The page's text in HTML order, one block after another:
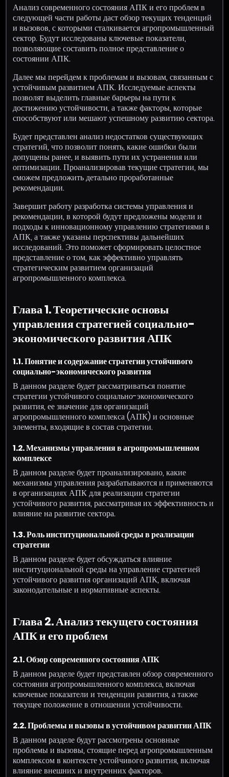
Анализ современного состояния АПК и его проблем в
следующей части работы даст обзор текущих тенденций
и вызовов, с которыми сталкивается агропромышленный
сектор. Будут исследованы ключевые показатели,
позволяющие составить полное представление о
состоянии АПК.
Далее мы перейдем к проблемам и вызовам, связанным с
устойчивым развитием АПК. Исследуемые аспекты
позволят выделить главные барьеры на пути к
достижению устойчивости, а также факторы, которые
способствуют или мешают успешному развитию сектора.
Будет представлен анализ недостатков существующих
стратегий, что позволит понять, какие ошибки были
допущены ранее, и выявить пути их устранения или
оптимизации. Проанализировав текущие стратегии, мы
сможем предложить детально проработанные
рекомендации.
Завершит работу разработка системы управления и
рекомендации, в которой будут предложены модели и
подходы к инновационному управлению стратегиями в
АПК, а также указаны перспективы дальнейших
исследований. Это поможет сформировать целостное
представление о том, как эффективно управлять
стратегическим развитием организаций
агропромышленного комплекса.
Глава 1. Теоретические основы
управления стратегией социально-
экономического развития АПК
1.1. Понятие и содержание стратегии устойчивого
социально-экономического развития
В данном разделе будет рассматриваться понятие
стратегии устойчивого социально-экономического
развития, ее значение для организаций
агропромышленного комплекса (АПК) и основные
элементы, входящие в состав стратегии.
1.2. Механизмы управления в агропромышленном
комплексе
В данном разделе будет проанализировано, какие
механизмы управления разрабатываются и применяются
в организациях АПК для реализации стратегии
устойчивого развития, рассматривая их эффективность и
влияние на развитие сектора.
1.3. Роль институциональной среды в реализации
стратегии
В данном разделе будет обсуждаться влияние
институциональной среды на управление стратегией
устойчивого развития организаций АПК, включая
законодательные и нормативные аспекты.
Глава 2. Анализ текущего состояния
АПК и его проблем
2.1. Обзор современного состояния АПК
В данном разделе будет представлен обзор современного
состояния агропромышленного комплекса, включая
ключевые показатели и тенденции развития, а также
текущее положение в отношении устойчивости.
2.2. Проблемы и вызовы в устойчивом развитии АПК
В данном разделе будут рассмотрены основные
проблемы и вызовы, стоящие перед агропромышленным
комплексом в контексте устойчивого развития, включая
влияние внешних и внутренних факторов.